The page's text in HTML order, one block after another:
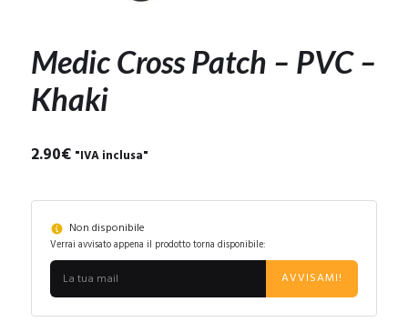
Medic Cross Patch – PVC –
Khaki
2.90€ "IVA inclusa"
Non disponibile
Verrai avvisato appena il prodotto torna disponibile:
AVVISAMI!